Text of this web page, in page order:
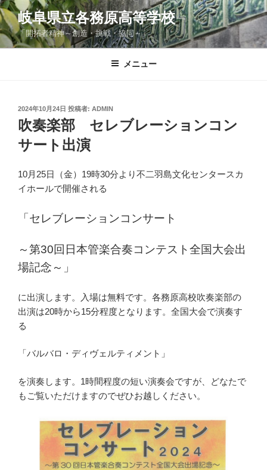
コ
ン
テ
ン
岐阜県立各務原高等学校
「開拓者精神～創造・挑戦・協同～」
メニュー
投
稿
日:
2024年10月24日 投稿者: ADMIN
吹奏楽部 セレブレーションコン
サート出演
10月25日（金）19時30分より不二羽島文化センタースカ
イホールで開催される
「セレブレーションコンサート
～第30回日本管楽合奏コンテスト全国大会出
場記念～」
に出演します。入場は無料です。各務原高校吹奏楽部の
出演は20時から15分程度となります。全国大会で演奏す
る
「バルバロ・ディヴェルティメント」
を演奏します。1時間程度の短い演奏会ですが、どなたで
もご覧いただけますのでぜひお越しください。